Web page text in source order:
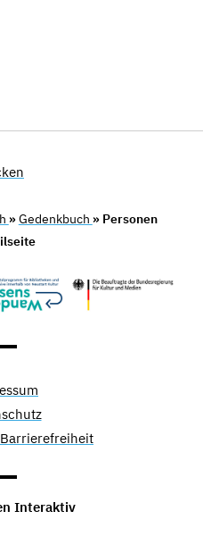
»Gedenkbuch » Personen
Interaktiv